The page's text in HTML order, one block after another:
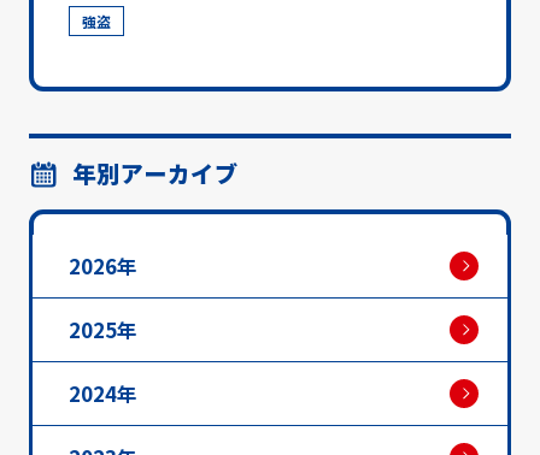
強盗
年別アーカイブ
2026年
2025年
2024年